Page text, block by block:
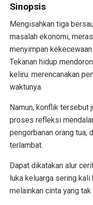
Sinopsis
Mengisahkan tiga
masalah ekonomi,
menyimpan
Tekanan hidup
keliru: merencanakan
waktunya.
Namun, konflik tersebut
proses refleksi
pengorbanan orang tua,
terlambat.
Dapat dikatakan alur
luka keluarga sering kali
melainkan cinta yang tak